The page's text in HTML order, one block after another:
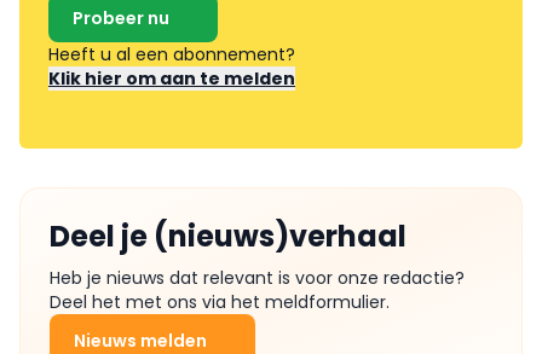
Probeer nu
Heeft u al een abonnement?
Klik hier om aan te melden
Deel je (nieuws)verhaal
Heb je nieuws dat relevant is voor onze redactie?
Deel het met ons via het meldformulier.
Nieuws melden